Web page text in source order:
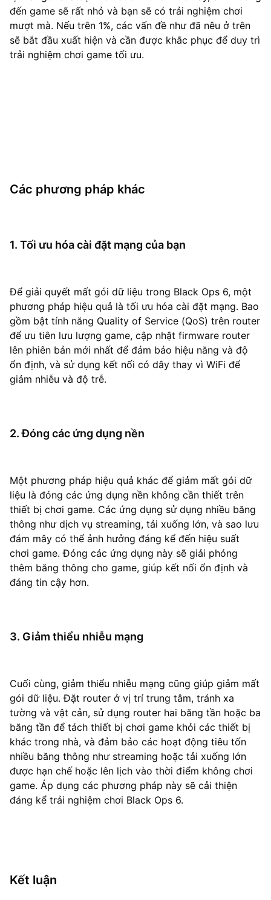
đến game sẽ rất nhỏ và bạn sẽ có trải nghiệm chơi
mượt mà. Nếu trên 1%, các vấn đề như đã nêu ở trên
sẽ bắt đầu xuất hiện và cần được khắc phục để duy trì
trải nghiệm chơi game tối ưu.
Các phương pháp khác
1. Tối ưu hóa cài đặt mạng của bạn
Để giải quyết mất gói dữ liệu trong Black Ops 6, một
phương pháp hiệu quả là tối ưu hóa cài đặt mạng. Bao
gồm bật tính năng Quality of Service (QoS) trên router
để ưu tiên lưu lượng game, cập nhật firmware router
lên phiên bản mới nhất để đảm bảo hiệu năng và độ
ổn định, và sử dụng kết nối có dây thay vì WiFi để
giảm nhiễu và độ trễ.
2. Đóng các ứng dụng nền
Một phương pháp hiệu quả khác để giảm mất gói dữ
liệu là đóng các ứng dụng nền không cần thiết trên
thiết bị chơi game. Các ứng dụng sử dụng nhiều băng
thông như dịch vụ streaming, tải xuống lớn, và sao lưu
đám mây có thể ảnh hưởng đáng kể đến hiệu suất
chơi game. Đóng các ứng dụng này sẽ giải phóng
thêm băng thông cho game, giúp kết nối ổn định và
đáng tin cậy hơn.
3. Giảm thiểu nhiễu mạng
Cuối cùng, giảm thiểu nhiễu mạng cũng giúp giảm mất
gói dữ liệu. Đặt router ở vị trí trung tâm, tránh xa
tường và vật cản, sử dụng router hai băng tần hoặc ba
băng tần để tách thiết bị chơi game khỏi các thiết bị
khác trong nhà, và đảm bảo các hoạt động tiêu tốn
nhiều băng thông như streaming hoặc tải xuống lớn
được hạn chế hoặc lên lịch vào thời điểm không chơi
game. Áp dụng các phương pháp này sẽ cải thiện
đáng kể trải nghiệm chơi Black Ops 6.
Kết luận